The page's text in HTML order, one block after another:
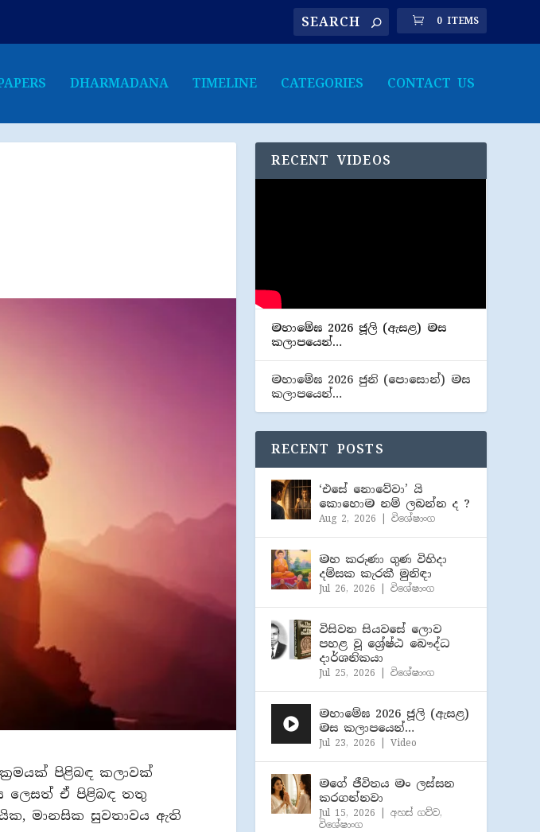
0 ITEMS
DHARMADANA TIMELINE CATEGORIES CONTACT US
පිළිබඳ කලාවක්
ලෙසත් ඒ පිළිබඳ තතු
මානසික සුවතාවය ඇති
RECENT VIDEOS
මහාමේඝ 2026 ජූලි (​ඇසළ) මස
කලාපයෙන්…
මහාමේඝ 2026 ජුනි (​පොසොන්) මස
කලාපයෙන්…
RECENT POSTS
‘එසේ නොවේවා’ යි
කොහොම නම් ලබන්න ද ?
Aug 2, 2026 |විශේෂාංග
මහ කරුණා ගුණ විහිදා
දම්සක කැරකී මුනිඳා
Jul 26, 2026 |විශේෂාංග
විසිවන සියවසේ ලොව
පහළ වූ ශ්‍රේෂ්ඨ බෞද්ධ
දාර්ශනිකයා
Jul 25, 2026 |විශේෂාංග
මහාමේඝ 2026 ජූලි (​ඇසළ)
මස කලාපයෙන්…
Jul 23, 2026 |Video
මගේ ජීවිතය මං ලස්සන
කරගන්නවා
Jul 15, 2026 |අහස් ගව්ව,
විශේෂාංග